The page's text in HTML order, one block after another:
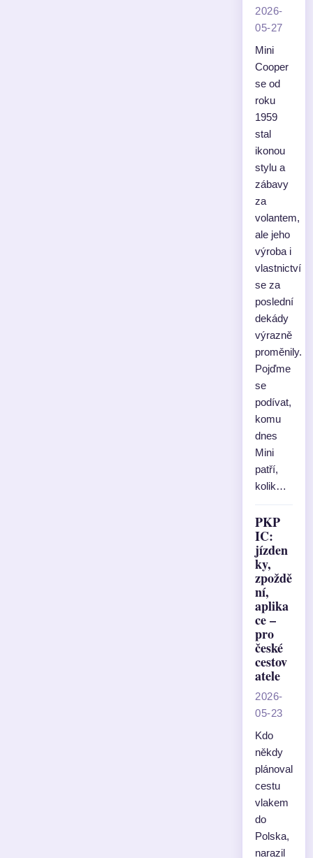
2026-
05-27
Mini
Cooper
se od
roku
1959
stal
ikonou
stylu a
zábavy
za
volantem,
ale jeho
výroba i
vlastnictví
se za
poslední
dekády
výrazně
proměnily.
Pojďme
se
podívat,
komu
dnes
Mini
patří,
kolik…
PKP
IC:
jízden
ky,
zpoždě
ní,
aplika
ce –
pro
české
cestov
atele
2026-
05-23
Kdo
někdy
plánoval
cestu
vlakem
do
Polska,
narazil